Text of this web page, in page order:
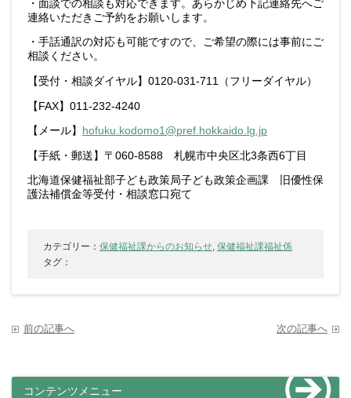
・面談での相談も対応できます。あらかじめ下記連絡先へご
連絡いただきご予約をお願いします。
・手話通訳の対応も可能ですので、ご希望の際には事前にご
相談ください。
【受付・相談ダイヤル】0120-031-711（フリーダイヤル）
【FAX】011-232-4240
【メール】 hofuku.kodomo1@pref.hokkaido.lg.jp
【手紙・郵送】〒060-8588 札幌市中央区北3条西6丁目
北海道保健福祉部子ども政策局子ども政策企画課 旧優性保
護法補償金等受付・相談窓口宛て
カテゴリー： 保健福祉課からのお知らせ, 保健福祉課福祉係
タグ：
前の記事へ 次の記事へ
コンテンツメニュー